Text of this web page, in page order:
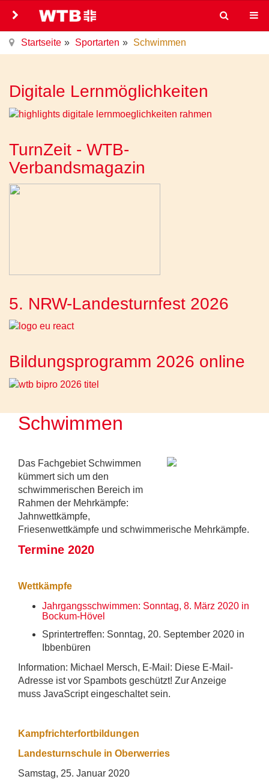
Startseite Sportarten Schwimmen
Digitale Lernmöglichkeiten
TurnZeit - WTB-
Verbandsmagazin
5. NRW-Landesturnfest 2026
Bildungsprogramm 2026 online
Schwimmen
Das Fachgebiet Schwimmen
kümmert sich um den
schwimmerischen Bereich im
Rahmen der Mehrkämpfe:
Jahnwettkämpfe,
Friesenwettkämpfe und schwimmerische Mehrkämpfe.
Termine 2020
Wettkämpfe
Jahrgangsschwimmen: Sonntag, 8. März 2020 in
Bockum-Hövel
Sprintertreffen: Sonntag, 20. September 2020 in
Ibbenbüren
Information: Michael Mersch, E-Mail: Diese E-Mail-
Adresse ist vor Spambots geschützt! Zur Anzeige
muss JavaScript eingeschaltet sein.
Kampfrichterfortbildungen
Landesturnschule in Oberwerries
Samstag, 25. Januar 2020